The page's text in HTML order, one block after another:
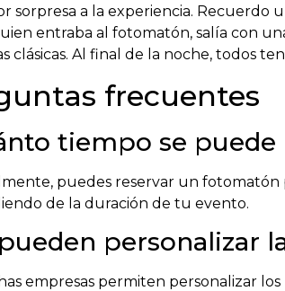
sorpresa a la experiencia. Recuerdo
entraba al fotomatón, salía con
clásicas. Al final de la noche, todos
frecuentes
tiempo se
puedes reservar un fotomatón
de la duración de tu evento.
personalizar
empresas permiten personalizar